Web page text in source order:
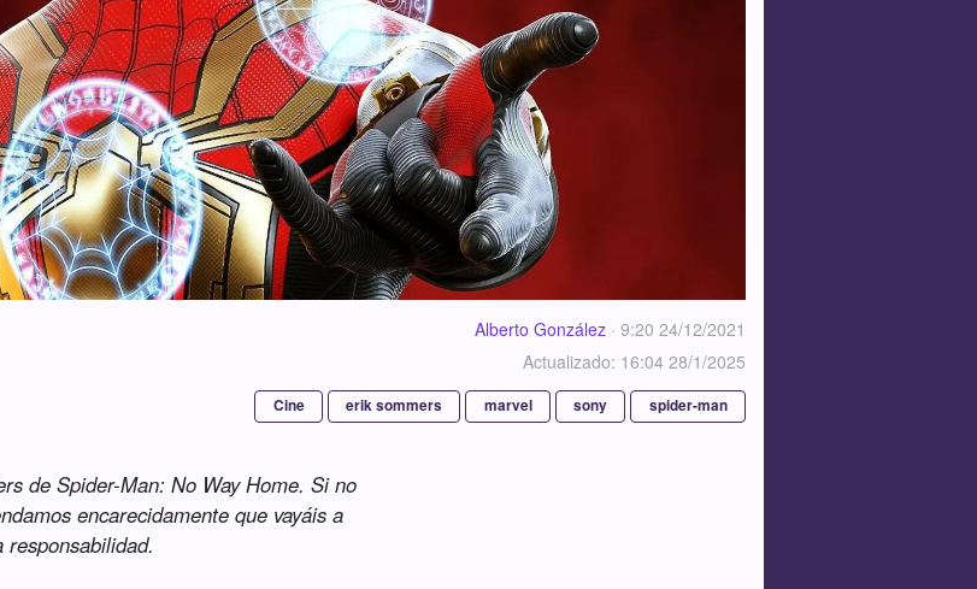
Alberto González · 9:20 24/12/2021
Actualizado: 16:04 28/1/2025
Cine erik sommers marvel sony spider-man
de Spider-Man: No Way Home. Si no
encarecidamente que vayáis a
responsabilidad.